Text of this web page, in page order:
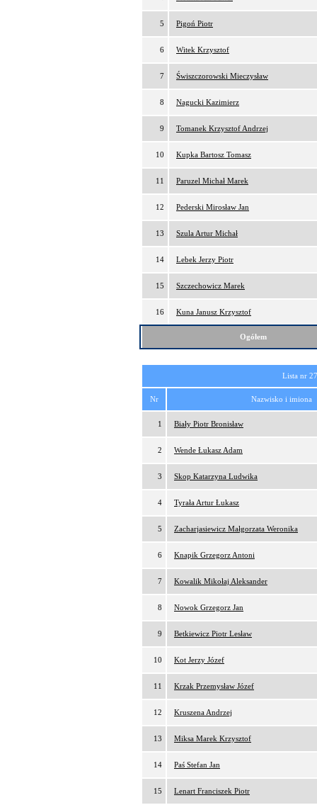
5 Pigoń Piotr
6 Witek Krzysztof
7 Świszczorowski Mieczysław
8 Nagucki Kazimierz
9 Tomanek Krzysztof Andrzej
10 Kupka Bartosz Tomasz
11 Paruzel Michał Marek
12 Pederski Mirosław Jan
13 Szula Artur Michał
14 Lebek Jerzy Piotr
15 Szczechowicz Marek
16 Kuna Janusz Krzysztof
Ogółem
Lista nr
Nr Nazwisko i imiona
1 Biały Piotr Bronisław
2 Wende Łukasz Adam
3 Skop Katarzyna Ludwika
4 Tyrała Artur Łukasz
5 Zacharjasiewicz Małgorzata Weronika
6 Knapik Grzegorz Antoni
7 Kowalik Mikołaj Aleksander
8 Nowok Grzegorz Jan
9 Betkiewicz Piotr Lesław
10 Kot Jerzy Józef
11 Krzak Przemysław Józef
12 Kruszena Andrzej
13 Miksa Marek Krzysztof
14 Paś Stefan Jan
15 Lenart Franciszek Piotr